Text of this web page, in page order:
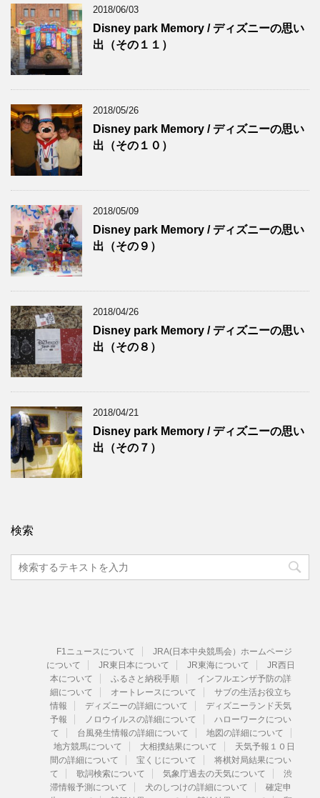
2018/06/03
Disney park Memory / ディズニーの思い
出（その１１）
2018/05/26
Disney park Memory / ディズニーの思い
出（その１０）
2018/05/09
Disney park Memory / ディズニーの思い
出（その９）
2018/04/26
Disney park Memory / ディズニーの思い
出（その８）
2018/04/21
Disney park Memory / ディズニーの思い
出（その７）
検索
F1ニュースについて
JRA(日本中央競馬会）ホームページ
について
JR東日本について JR東海について
JR西日
本について
ふるさと納税手順
インフルエンザ予防の詳
細について
オートレースについて
サブの生活お役立ち
情報
ディズニーの詳細について
ディズニーランド天気
予報
ノロウイルスの詳細について
ハローワークについ
て
台風発生情報の詳細について
地図の詳細について
地方競馬について
大相撲結果について
天気予報１０日
間の詳細について
宝くじについて
将棋対局結果につい
て
歌詞検索について 気象庁過去の天気について
渋
滞情報予測について
犬のしつけの詳細について
確定申